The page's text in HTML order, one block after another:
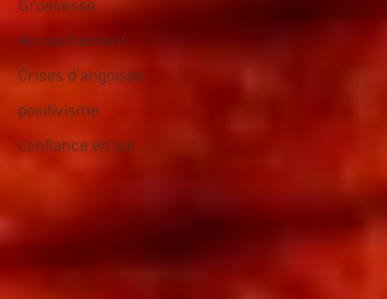
Grossesse
Accouchement
Crises d'angoisse
positivisme
confiance en soi